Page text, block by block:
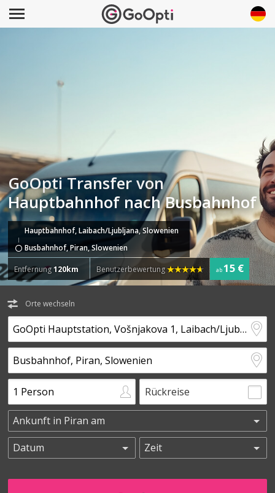
GoOpti Transfer von
Hauptbahnhof nach Busbahnhof
Hauptbahnhof, Laibach/Ljubljana, Slowenien
Busbahnhof, Piran, Slowenien
Entfernung120km Benutzerbewertung ab15 €
Orte wechseln
Rückreise